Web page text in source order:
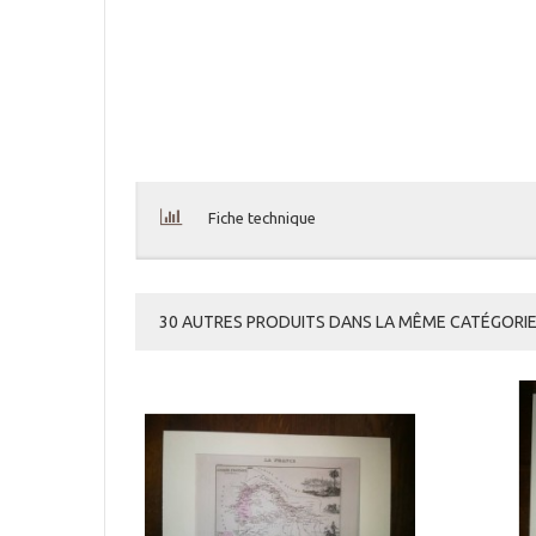
Fiche technique
30 AUTRES PRODUITS DANS LA MÊME